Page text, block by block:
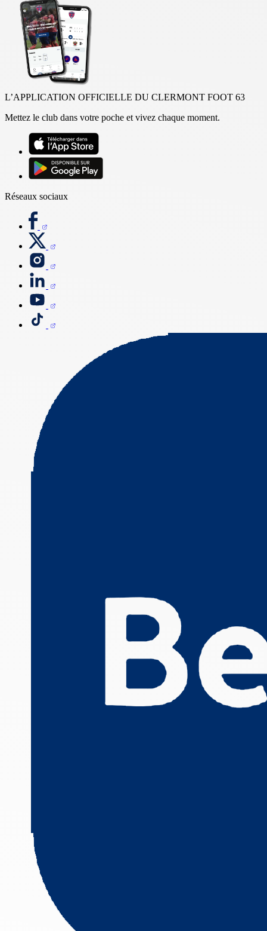
L’APPLICATION OFFICIELLE DU CLERMONT FOOT 63
Mettez le club dans votre poche et vivez chaque moment.
Réseaux sociaux